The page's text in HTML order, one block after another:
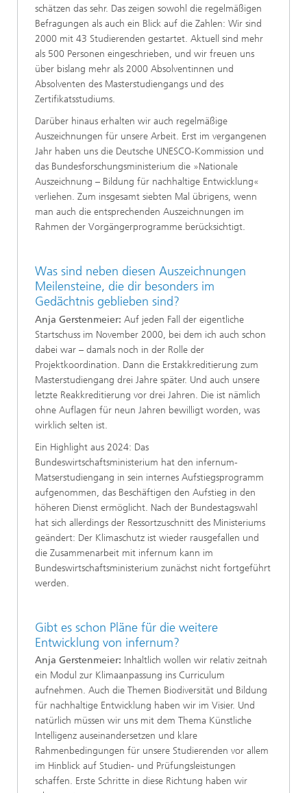
schätzen das sehr. Das zeigen sowohl die regelmäßigen
Befragungen als auch ein Blick auf die Zahlen: Wir sind
2000 mit 43 Studierenden gestartet. Aktuell sind mehr
als 500 Personen eingeschrieben, und wir freuen uns
über bislang mehr als 2000 Absolventinnen und
Absolventen des Masterstudiengangs und des
Zertifikatsstudiums.
Darüber hinaus erhalten wir auch regelmäßige
Auszeichnungen für unsere Arbeit. Erst im vergangenen
Jahr haben uns die Deutsche UNESCO-Kommission und
das Bundesforschungsministerium die »Nationale
Auszeichnung – Bildung für nachhaltige Entwicklung«
verliehen. Zum insgesamt siebten Mal übrigens, wenn
man auch die entsprechenden Auszeichnungen im
Rahmen der Vorgängerprogramme berücksichtigt.
Was sind neben diesen Auszeichnungen
Meilensteine, die dir besonders im
Gedächtnis geblieben sind?
Anja Gerstenmeier: Auf jeden Fall der eigentliche
Startschuss im November 2000, bei dem ich auch schon
dabei war – damals noch in der Rolle der
Projektkoordination. Dann die Erstakkreditierung zum
Masterstudiengang drei Jahre später. Und auch unsere
letzte Reakkreditierung vor drei Jahren. Die ist nämlich
ohne Auflagen für neun Jahren bewilligt worden, was
wirklich selten ist.
Ein Highlight aus 2024: Das
Bundeswirtschaftsministerium hat den infernum-
Matserstudiengang in sein internes Aufstiegsprogramm
aufgenommen, das Beschäftigen den Aufstieg in den
höheren Dienst ermöglicht. Nach der Bundestagswahl
hat sich allerdings der Ressortzuschnitt des Ministeriums
geändert: Der Klimaschutz ist wieder rausgefallen und
die Zusammenarbeit mit infernum kann im
Bundeswirtschaftsministerium zunächst nicht fortgeführt
werden.
Gibt es schon Pläne für die weitere
Entwicklung von infernum?
Anja Gerstenmeier: Inhaltlich wollen wir relativ zeitnah
ein Modul zur Klimaanpassung ins Curriculum
aufnehmen. Auch die Themen Biodiversität und Bildung
für nachhaltige Entwicklung haben wir im Visier. Und
natürlich müssen wir uns mit dem Thema Künstliche
Intelligenz auseinandersetzen und klare
Rahmenbedingungen für unsere Studierenden vor allem
im Hinblick auf Studien- und Prüfungsleistungen
schaffen. Erste Schritte in diese Richtung haben wir